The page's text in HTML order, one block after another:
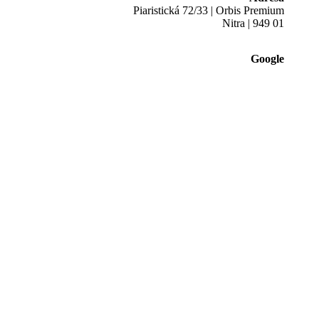
Piaristická 72/33 | Orbis Premium
Nitra | 949 01
Google